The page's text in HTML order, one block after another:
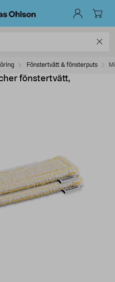
Fönstertvätt & fönsterputs
fönstertvätt,